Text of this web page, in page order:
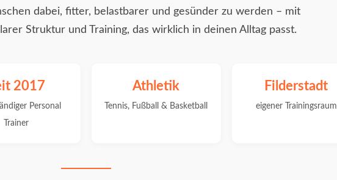
dabei, fitter, belastbarer und gesünder zu werden – mit
Struktur und Training, das wirklich in deinen Alltag passt.
2017
Personal
Trainer
Athletik
Tennis, Fußball & Basketball
Filderstadt
eigener Trainingsraum